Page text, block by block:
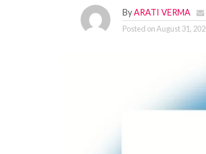
ByARATI VERMA
Posted onAugust 31,